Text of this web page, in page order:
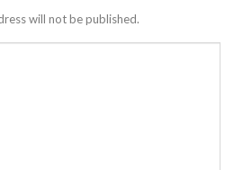
will not be published.